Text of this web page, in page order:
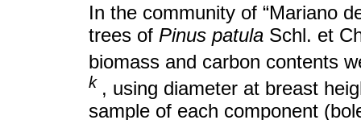
In the community of “Mariano
trees of Pinus patula Schl. et
biomass and carbon contents
k , using diameter at breast
sample of each component